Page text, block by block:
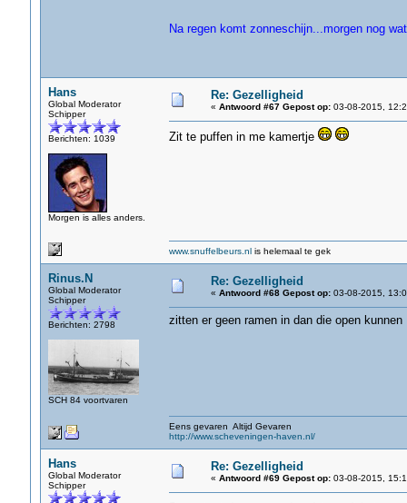
Na regen komt zonneschijn...morgen nog
Hans
Global Moderator
Schipper
Berichten: 1039
Morgen is alles anders.
Re: Gezelligheid
« Antwoord #67 Gepost op:03-08-2015,
Zit te puffen in me kamertje
www.snuffelbeurs.nlis helemaal te gek
Rinus.N
Global Moderator
Schipper
Berichten: 2798
SCH 84 voortvaren
Re: Gezelligheid
« Antwoord #68 Gepost op:03-08-2015,
zitten er geen ramen in dan die open kunnen
Eens gevaren Altijd Gevaren
http://www.scheveningen-haven.nl/
Hans
Global Moderator
Schipper
Re: Gezelligheid
« Antwoord #69 Gepost op:03-08-2015,